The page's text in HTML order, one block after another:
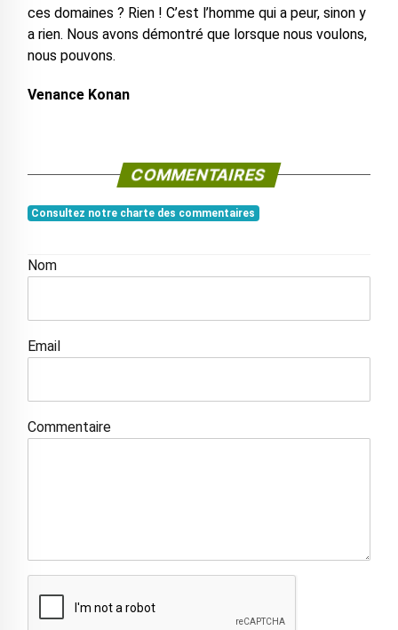
ces domaines ? Rien ! C’est l’homme qui a peur, sinon y
a rien. Nous avons démontré que lorsque nous voulons,
nous pouvons.
Venance Konan
COMMENTAIRES
Consultez notre charte des commentaires
Nom
Email
Commentaire